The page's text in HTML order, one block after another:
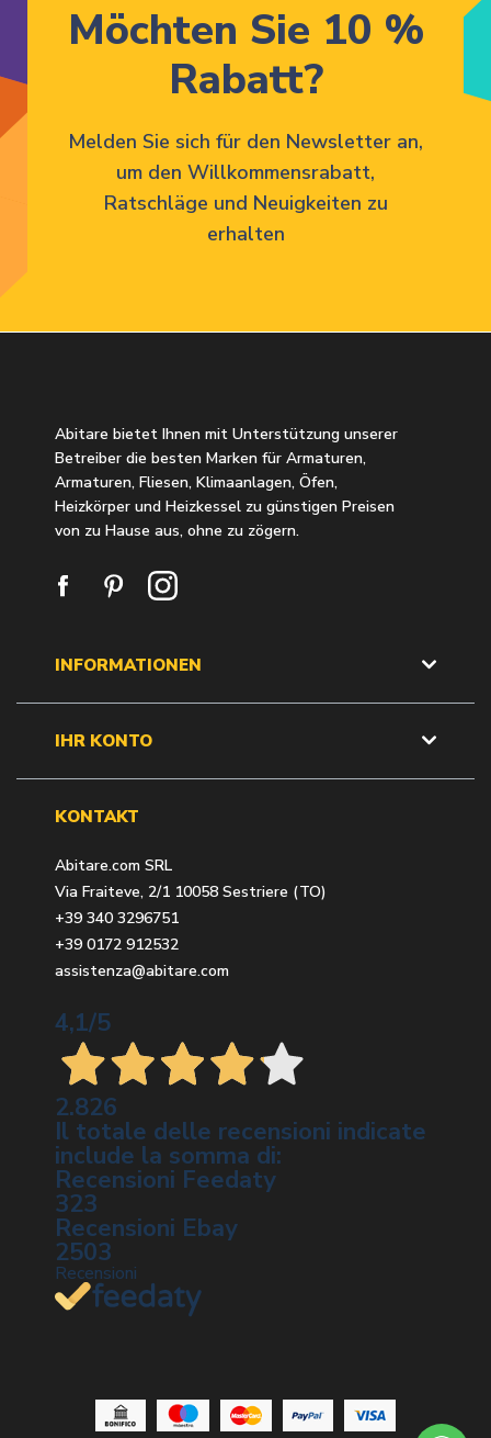
Möchten Sie 10 %
Rabatt?
Melden Sie sich für den Newsletter an,
um den Willkommensrabatt,
Ratschläge und Neuigkeiten zu
erhalten
Abitare bietet Ihnen mit Unterstützung unserer
Betreiber die besten Marken für Armaturen,
Armaturen, Fliesen, Klimaanlagen, Öfen,
Heizkörper und Heizkessel zu günstigen Preisen
von zu Hause aus, ohne zu zögern.
INFORMATIONEN
IHR KONTO
KONTAKT
Abitare.com SRL
Via Fraiteve, 2/1 10058 Sestriere (TO)
+39 340 3296751
+39 0172 912532
assistenza@abitare.com
4,1/5
2.826
Il totale delle recensioni indicate
include la somma di:
Recensioni Feedaty
323
Recensioni Ebay
2503
Recensioni